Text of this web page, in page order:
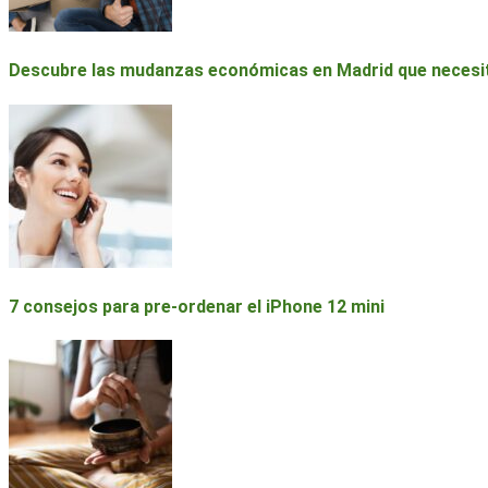
Descubre las mudanzas económicas en Madrid que
7 consejos para pre-ordenar el iPhone 12 mini